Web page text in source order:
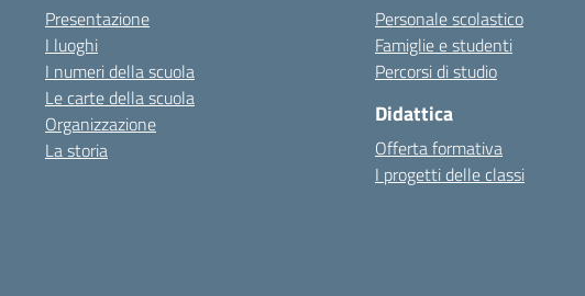
Presentazione
I luoghi
I numeri della scuola
Le carte della scuola
Organizzazione
La storia
Personale scolastico
Famiglie e studenti
Percorsi di studio
Didattica
Offerta formativa
I progetti delle classi